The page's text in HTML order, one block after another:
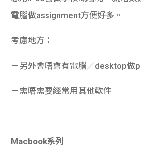
電腦做assignment方便好多。
考慮地方：
－另外會唔會有電腦／desktop做
－需唔需要經常用其他軟件
Macbook系列